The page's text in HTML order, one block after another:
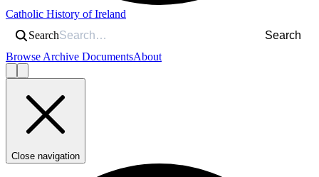
Catholic History of Ireland
Search
Search
Browse Archive DocumentsAbout
Close navigation